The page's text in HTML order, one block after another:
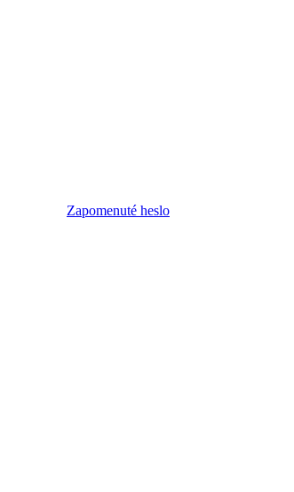
Zapomenuté heslo